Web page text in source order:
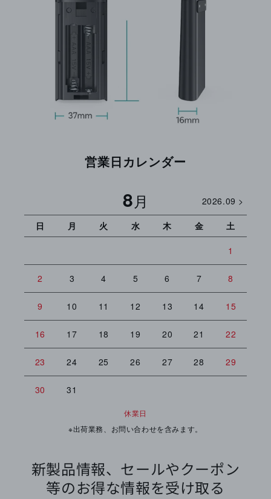
営業日カレンダー
8月 2026.09 >
日 月 火 水 木 金 土
1
2 3 4 5 6 7 8
9 10 11 12 13 14 15
16 17 18 19 20 21 22
23 24 25 26 27 28 29
30 31
休業日
※出荷業務、お問い合わせを含みます。
新製品情報、セールやクーポン
等のお得な情報を受け取る